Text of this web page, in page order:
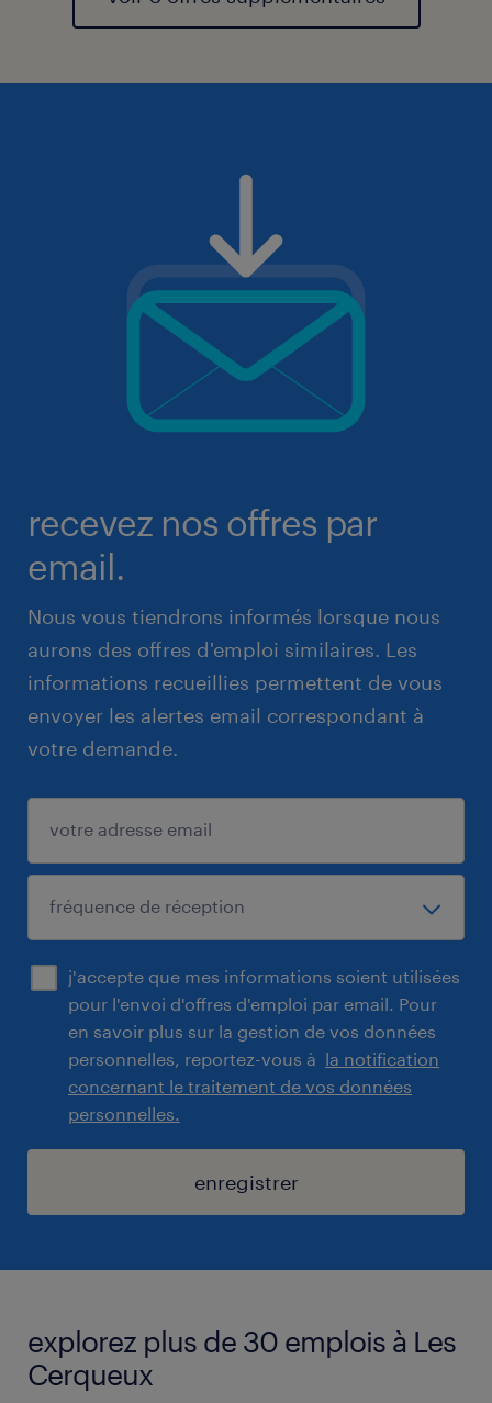
recevez nos offres par
email.
Nous vous tiendrons informés lorsque nous
aurons des offres d'emploi similaires. Les
informations recueillies permettent de vous
envoyer les alertes email correspondant à
votre demande.
j'accepte que mes informations soient utilisées
pour l'envoi d'offres d'emploi par email. Pour
en savoir plus sur la gestion de vos données
personnelles, reportez-vous à la notification
concernant le traitement de vos données
personnelles.
enregistrer
explorez plus de 30 emplois à Les
Cerqueux